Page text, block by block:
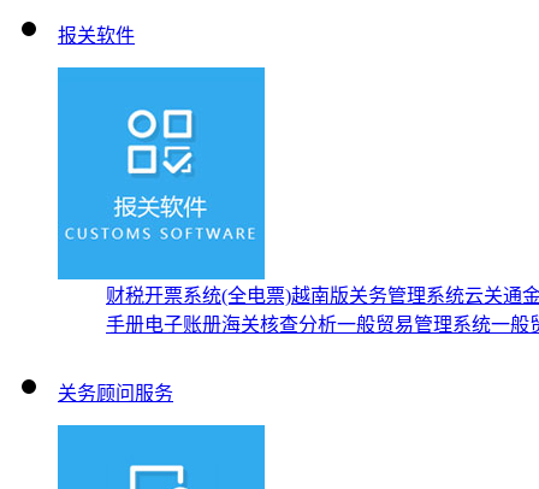
报关软件
财税开票系统(全电票)越南版关务管理系统云关通
手册电子账册海关核查分析一般贸易管理系统一般
关务顾问服务